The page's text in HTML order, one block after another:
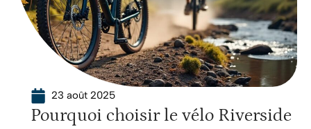
23 août 2025
Pourquoi choisir le vélo Riverside